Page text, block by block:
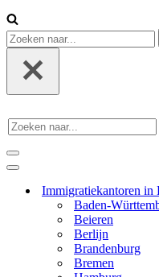
Zoeken
naar...
Zoeken
naar...
navigatie
menu
navigatie
Immigratiekantoren in
Baden-
Beieren
Berlijn
Brandenburg
Bremen